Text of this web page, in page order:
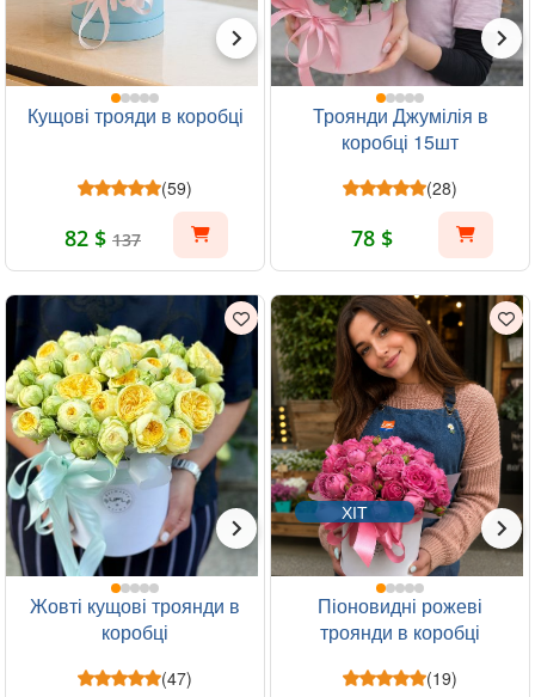
Кущові трояди в коробці
(59)
82 $ 137
Троянди Джумілія в
коробці 15шт
(28)
78 $
Жовті кущові троянди в
коробці
(47)
ХІТ
Піоновидні рожеві
троянди в коробці
(19)